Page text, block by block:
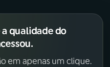
qualidade do
em apenas um clique.